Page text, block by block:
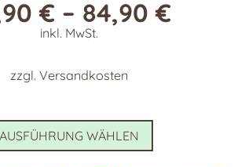
€ – 84,90€
inkl. MwSt.
zzgl. Versandkosten
AUSFÜHRUNG WÄHLEN
Dieses
weist